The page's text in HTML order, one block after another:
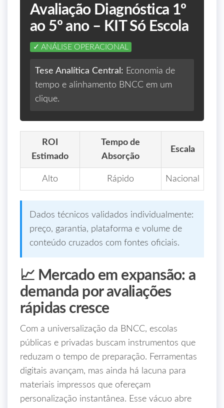
Avaliação Diagnóstica 1º
ao 5º ano – KIT Só Escola
✓ ANÁLISE OPERACIONAL
Tese Analítica Central: Economia de
tempo e alinhamento BNCC em um
clique.
ROI
Estimado
Tempo de
Absorção
Escala
Alto Rápido Nacional
Dados técnicos validados individualmente:
preço, garantia, plataforma e volume de
conteúdo cruzados com fontes oficiais.
📈 Mercado em expansão: a
demanda por avaliações
rápidas cresce
Com a universalização da BNCC, escolas
públicas e privadas buscam instrumentos que
reduzam o tempo de preparação. Ferramentas
digitais avançam, mas ainda há lacuna para
materiais impressos que ofereçam
personalização instantânea. Esse vácuo abre